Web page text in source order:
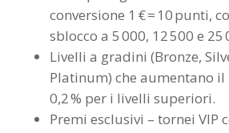
conversione 1 € = 10 punti,
sblocco a 5 000, 12 500 e
Livelli a gradini (Bronze,
Platinum) che aumentano il
0,2 % per i livelli superiori.
Premi esclusivi – tornei VIP